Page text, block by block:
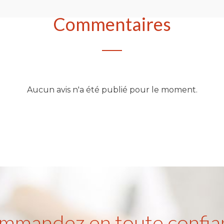
Commentaires
Aucun avis n'a été publié pour le moment.